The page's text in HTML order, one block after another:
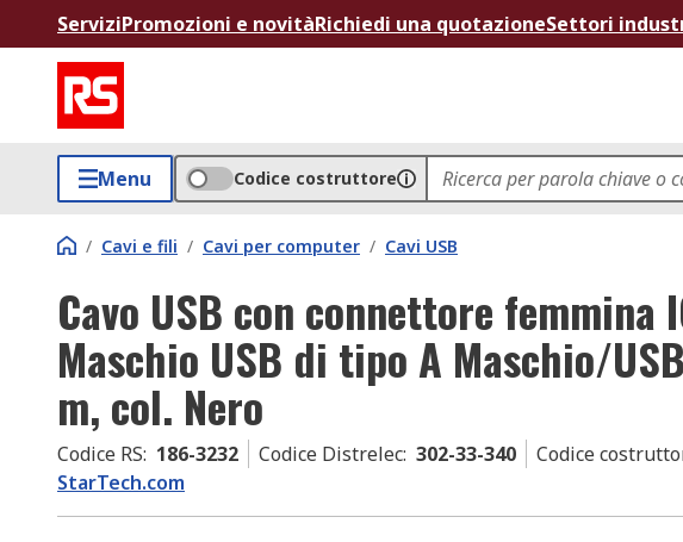
ServiziPromozioni e novitàRichiedi una quotazioneSettori
Menu Codice costruttore
/ Cavi e fili / Cavi per computer / Cavi USB
Cavo USB con connettore femmina
Maschio USB di tipo A Maschio/
m, col. Nero
Codice RS: 186-3232 Codice Distrelec: 302-33-340 Codice
StarTech.com